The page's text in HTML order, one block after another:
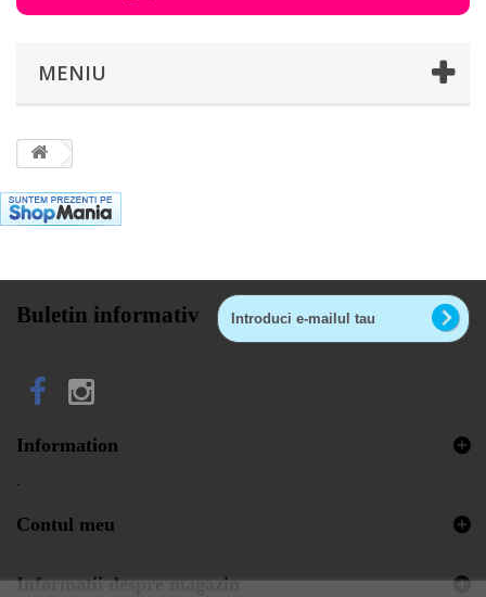
MENIU
Buletin informativ
Information
.
Contul meu
Informatii despre magazin